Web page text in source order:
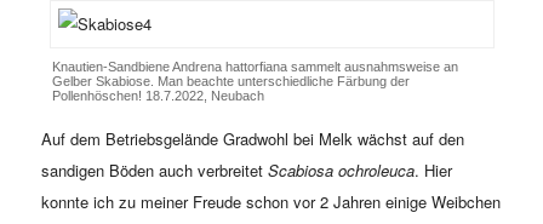
Knautien-Sandbiene Andrena hattorfiana sammelt ausnahmsweise an
Gelber Skabiose. Man beachte unterschiedliche Färbung der
Pollenhöschen! 18.7.2022, Neubach
Auf dem Betriebsgelände Gradwohl bei Melk wächst auf den
sandigen Böden auch verbreitetScabiosa ochroleuca. Hier
konnte ich zu meiner Freude schon vor 2 Jahren einige Weibchen